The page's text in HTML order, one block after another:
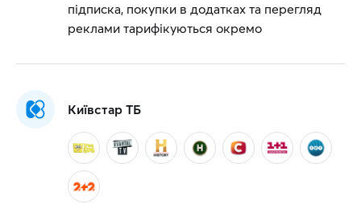
підписка, покупки в додатках та перегляд
реклами тарифікуються окремо
Київстар ТБ